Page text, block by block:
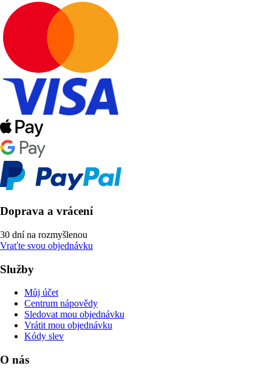
Doprava a vrácení
30 dní na rozmyšlenou
Vraťte svou objednávku
Služby
Můj účet
Centrum nápovědy
Sledovat mou objednávku
Vrátit mou objednávku
Kódy slev
O nás